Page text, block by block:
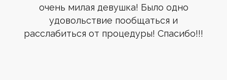
очень милая девушка! Было одно
удовольствие пообщаться и
расслабиться от процедуры! Спасибо!!!